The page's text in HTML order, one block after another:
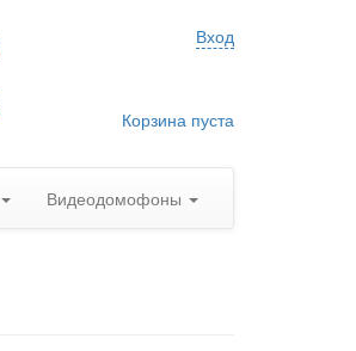
Вход
Корзина пуста
Видеодомофоны